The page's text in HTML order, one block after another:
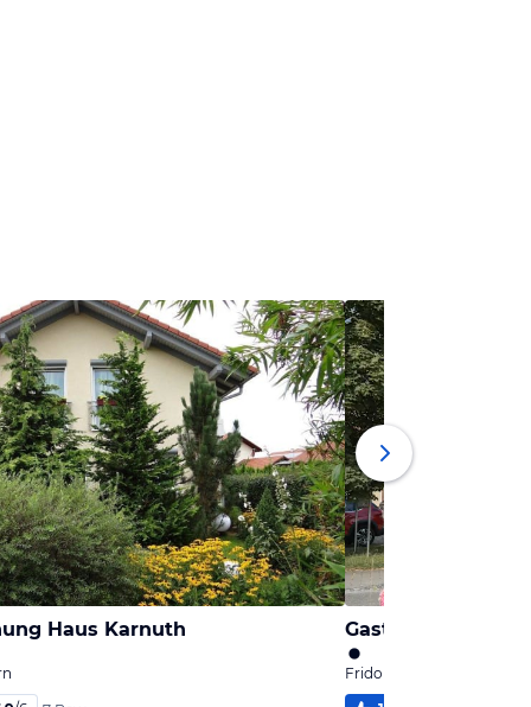
Haus Karnuth Gasthaus Gruber
Fridolfing, Bayern